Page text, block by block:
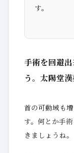
す。
手術を回避
う。太陽堂
首の可動域も
す。何とか手
きましょうね。